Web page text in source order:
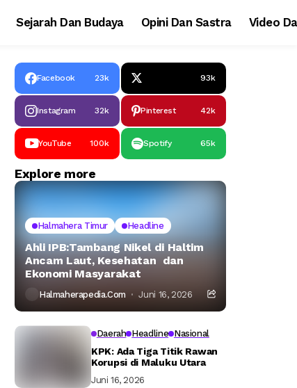
Sejarah Dan Budaya Opini Dan Sastra Video
Facebook 23k 93k
Instagram 32k Pinterest 42k
YouTube 100k Spotify 65k
Explore more
Halmahera Timur Headline
Ahli IPB:Tambang Nikel di Haltim
Ancam Laut, Kesehatan dan
Ekonomi Masyarakat
Halmaherapedia.com Juni 16, 2026
Daerah Headline Nasional
KPK: Ada Tiga Titik Rawan
Korupsi di Maluku Utara
Juni 16, 2026